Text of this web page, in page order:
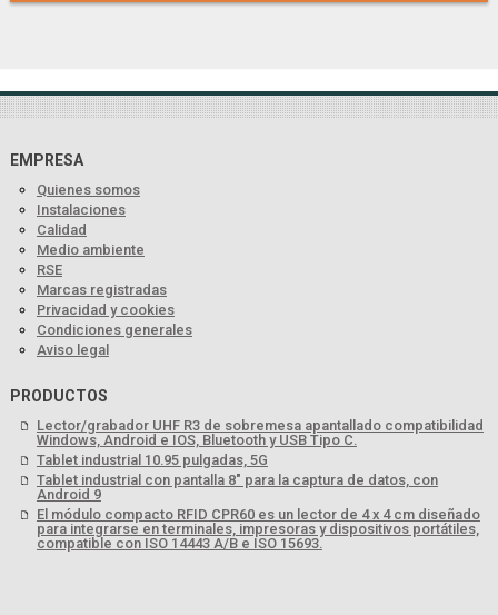
EMPRESA
Quienes somos
Instalaciones
Calidad
Medio ambiente
RSE
Marcas registradas
Privacidad y cookies
Condiciones generales
Aviso legal
PRODUCTOS
Lector/grabador UHF R3 de sobremesa apantallado compatibilidad
Windows, Android e IOS, Bluetooth y USB Tipo C.
Tablet industrial 10.95 pulgadas, 5G
Tablet industrial con pantalla 8" para la captura de datos, con
Android 9
El módulo compacto RFID CPR60 es un lector de 4 x 4 cm diseñado
para integrarse en terminales, impresoras y dispositivos portátiles,
compatible con ISO 14443 A/B e ISO 15693.